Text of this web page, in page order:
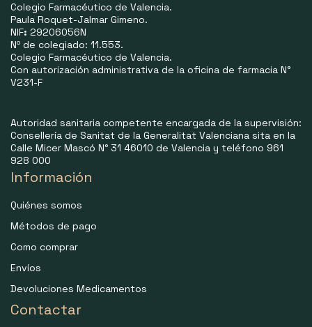
Colegio Farmacéutico de Valencia.
Paula Roquet-Jalmar Gimeno.
NIF: 29206056N
Nº de colegiado: 11.553.
Colegio Farmacéutico de Valencia.
Con autorización administrativa de la oficina de farmacia N°
V231-F
Autoridad sanitaria competente encargada de la supervisión:
Consellería de Sanitat de la Generalitat Valenciana sita en la
Calle Micer Mascó N° 31 46010 de Valencia y teléfono 961
928 000
Información
Quiénes somos
Métodos de pago
Como comprar
Envíos
Devoluciones Medicamentos
Contactar